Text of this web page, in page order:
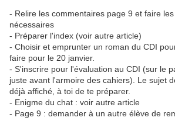
- Relire les commentaires page 9 et faire
nécessaires
- Préparer l'index (voir autre article)
- Choisir et emprunter un roman du CDI
faire pour le 20 janvier.
- S'inscrire pour l'évaluation au CDI (sur le
juste avant l'armoire des cahiers). Le sujet
déjà affiché, à toi de te préparer.
- Enigme du chat : voir autre article
- Page 9 : demander à un autre élève de